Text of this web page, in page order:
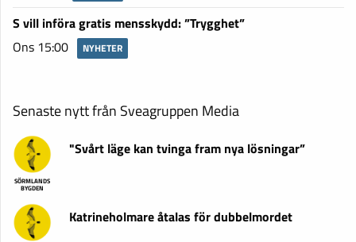
S vill införa gratis mensskydd: ”Trygghet”
Ons 15:00
NYHETER
Senaste nytt från Sveagruppen Media
SÖRMLANDS
BYGDEN
"Svårt läge kan tvinga fram nya lösningar”
Katrineholmare åtalas för dubbelmordet